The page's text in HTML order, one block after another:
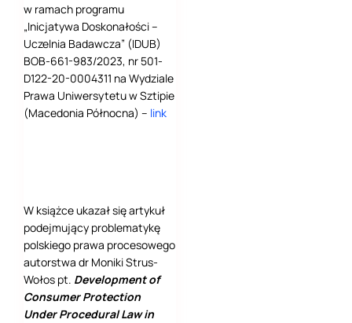
w ramach programu
„Inicjatywa Doskonałości –
Uczelnia Badawcza” (IDUB)
BOB-661-983/2023, nr 501-
D122-20-0004311 na Wydziale
Prawa Uniwersytetu w Sztipie
(Macedonia Północna) – link
W książce ukazał się artykuł
podejmujący problematykę
polskiego prawa procesowego
autorstwa dr Moniki Strus-
Wołos pt. Development of
Consumer Protection
Under Procedural Law in